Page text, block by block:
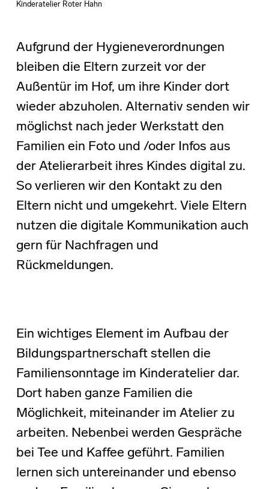
Kinderatelier Roter Hahn
Aufgrund der Hygieneverordnungen
bleiben die Eltern zurzeit vor der
Außentür im Hof, um ihre Kinder dort
wieder abzuholen. Alternativ senden wir
möglichst nach jeder Werkstatt den
Familien ein Foto und /oder Infos aus
der Atelierarbeit ihres Kindes digital zu.
So verlieren wir den Kontakt zu den
Eltern nicht und umgekehrt. Viele Eltern
nutzen die digitale Kommunikation auch
gern für Nachfragen und
Rückmeldungen.
Ein wichtiges Element im Aufbau der
Bildungspartnerschaft stellen die
Familiensonntage im Kinderatelier dar.
Dort haben ganze Familien die
Möglichkeit, miteinander im Atelier zu
arbeiten. Nebenbei werden Gespräche
bei Tee und Kaffee geführt. Familien
lernen sich untereinander und ebenso